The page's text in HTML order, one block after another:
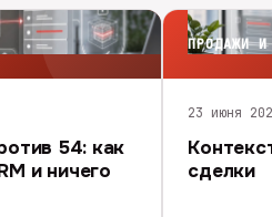
54: как
и ничего
ПРОДАЖИ И
23 июня
сделки